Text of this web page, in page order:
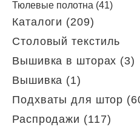
Тюлевые полотна (41)
Каталоги (209)
Столовый текстиль
Вышивка в шторах (3)
Вышивка (1)
Подхваты для штор
Распродажи (117)